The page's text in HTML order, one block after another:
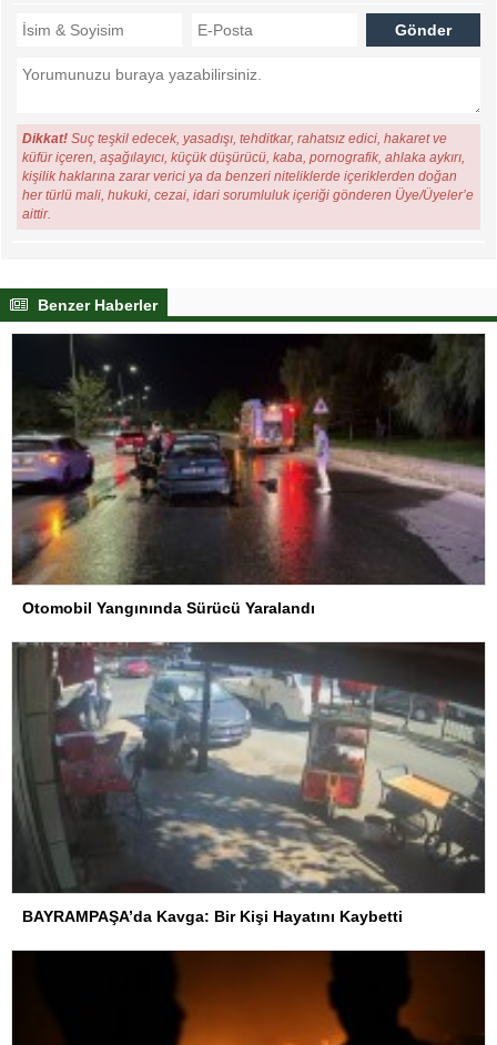
Dikkat! Suç teşkil edecek, yasadışı, tehditkar, rahatsız edici, hakaret ve
küfür içeren, aşağılayıcı, küçük düşürücü, kaba, pornografik, ahlaka aykırı,
kişilik haklarına zarar verici ya da benzeri niteliklerde içeriklerden doğan
her türlü mali, hukuki, cezai, idari sorumluluk içeriği gönderen Üye/Üyeler’e
aittir.
Benzer Haberler
Otomobil Yangınında Sürücü Yaralandı
BAYRAMPAŞA’da Kavga: Bir Kişi Hayatını Kaybetti